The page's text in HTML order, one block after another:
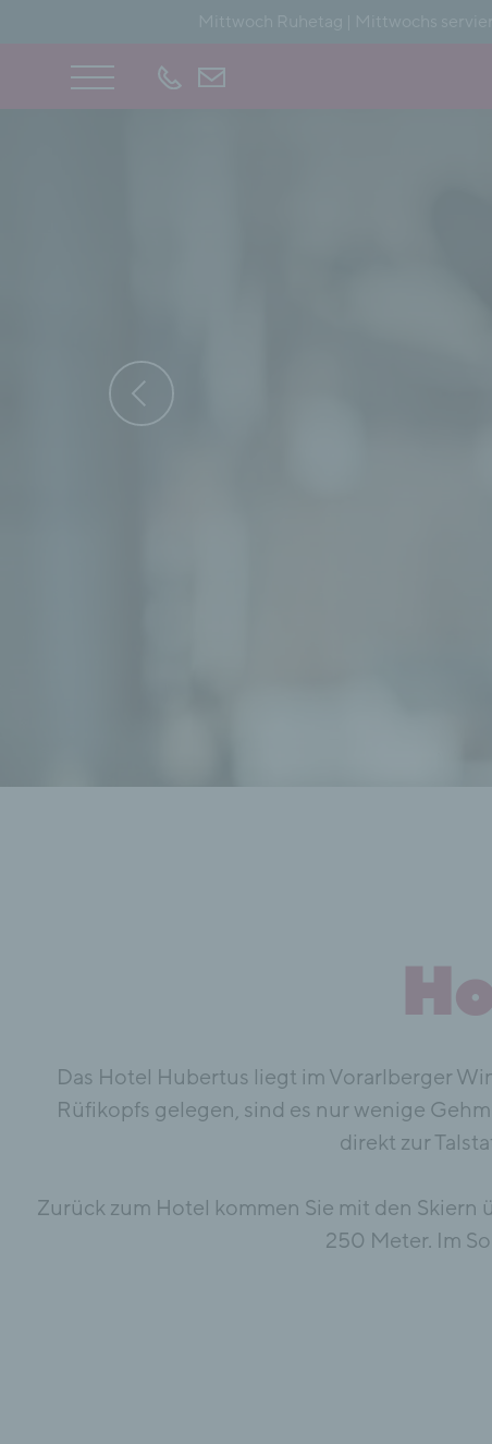
Das Hotel Hubertus liegt im Vorarlberger
Rüfikopfs gelegen, sind es nur wenige
direkt zur
Zurück zum Hotel kommen Sie mit den Skiern
250 Meter. Im